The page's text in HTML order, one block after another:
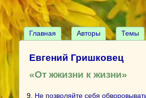
Главная Авторы Темы
Евгений Гришковец
«От жжизни к жизни»
9. Не позволяйте себя